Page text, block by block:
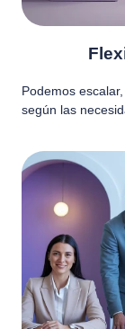
Podemos
según las